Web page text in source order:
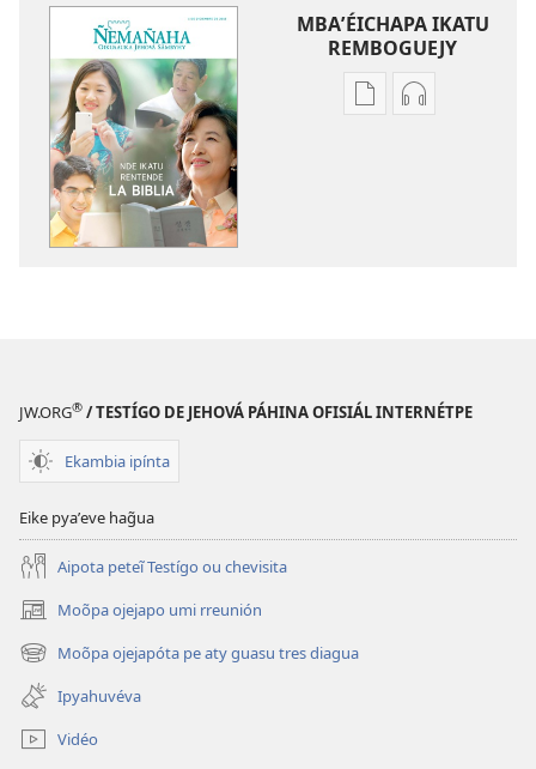
MBAʼÉICHAPA IKATU
REMBOGUEJY
RemboguejyRemboguejy
JW.ORG® / TESTÍGO DE JEHOVÁ PÁHINA OFISIÁL INTERNÉTPE
Ekambia ipínta
Eike pyaʼeve hag̃ua
Aipota peteĩ Testígo ou chevisita
Moõpa ojejapo umi rreunión
(abre
una
nueva
ventana)
Moõpa ojejapóta pe aty guasu tres diagua
(abre
una
nueva
ventana)
Ipyahuvéva
Vidéo